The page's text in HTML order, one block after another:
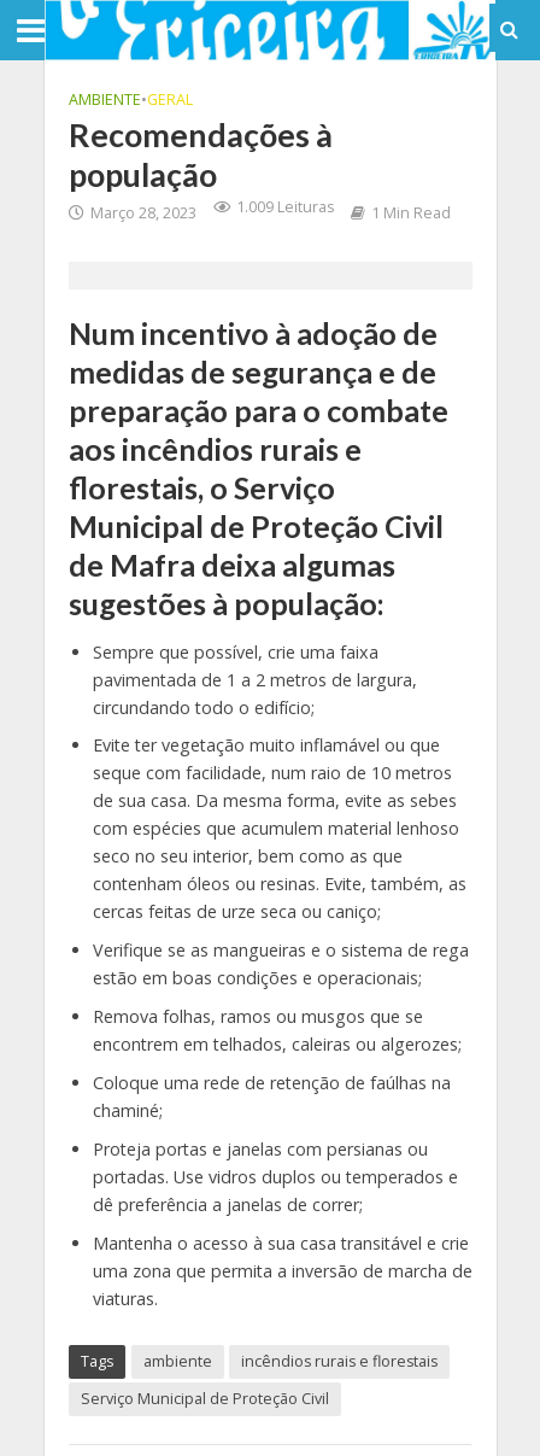
AMBIENTE•GERAL
Recomendações à
população
Março 28, 2023 1.009 Leituras 1 Min Read
Num incentivo à adoção de
medidas de segurança e de
preparação para o combate
aos incêndios rurais e
florestais, o Serviço
Municipal de Proteção Civil
de Mafra deixa algumas
sugestões à população:
Sempre que possível, crie uma faixa
pavimentada de 1 a 2 metros de largura,
circundando todo o edifício;
Evite ter vegetação muito inflamável ou que
seque com facilidade, num raio de 10 metros
de sua casa. Da mesma forma, evite as sebes
com espécies que acumulem material lenhoso
seco no seu interior, bem como as que
contenham óleos ou resinas. Evite, também, as
cercas feitas de urze seca ou caniço;
Verifique se as mangueiras e o sistema de rega
estão em boas condições e operacionais;
Remova folhas, ramos ou musgos que se
encontrem em telhados, caleiras ou algerozes;
Coloque uma rede de retenção de faúlhas na
chaminé;
Proteja portas e janelas com persianas ou
portadas. Use vidros duplos ou temperados e
dê preferência a janelas de correr;
Mantenha o acesso à sua casa transitável e crie
uma zona que permita a inversão de marcha de
viaturas.
Tags ambiente
incêndios rurais e florestais
Serviço Municipal de Proteção Civil